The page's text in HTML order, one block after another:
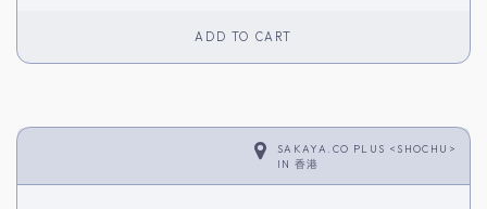
ADD TO CART
SAKAYA.CO PLUS <SHOCHU>
IN 香港